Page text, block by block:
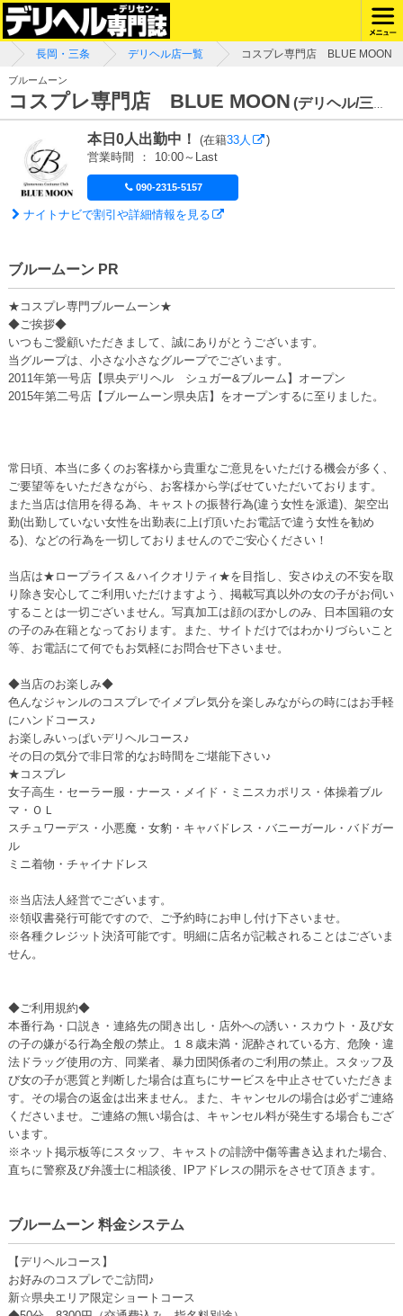
長岡・三条 デリヘル店一覧 コスプレ専門店 BLUE MOON
ブルームーン
コスプレ専門店 BLUE MOON (デリヘル/三条市)
本日0人出勤中！ (在籍33人
)
営業時間
： 10:00～Last
090-2315-5157
ナイトナビで割引や詳細情報を見る
ブルームーン PR
★コスプレ専門ブルームーン★
◆ご挨拶◆
いつもご愛顧いただきまして、誠にありがとうございます。
当グループは、小さな小さなグループでございます。
2011年第一号店【県央デリヘル シュガー&ブルーム】オープン
2015年第二号店【ブルームーン県央店】をオープンするに至りました。
常日頃、本当に多くのお客様から貴重なご意見をいただける機会が多く、
ご要望等をいただきながら、お客様から学ばせていただいております。
また当店は信用を得る為、キャストの振替行為(違う女性を派遣)、架空出
勤(出勤していない女性を出勤表に上げ頂いたお電話で違う女性を勧め
る)、などの行為を一切しておりませんのでご安心ください！
当店は★ロープライス＆ハイクオリティ★を目指し、安さゆえの不安を取
り除き安心してご利用いただけますよう、掲載写真以外の女の子がお伺い
することは一切ございません。写真加工は顔のぼかしのみ、日本国籍の女
の子のみ在籍となっております。また、サイトだけではわかりづらいこと
等、お電話にて何でもお気軽にお問合せ下さいませ。
◆当店のお楽しみ◆
色んなジャンルのコスプレでイメプレ気分を楽しみながらの時にはお手軽
にハンドコース♪
お楽しみいっぱいデリヘルコース♪
その日の気分で非日常的なお時間をご堪能下さい♪
★コスプレ
女子高生・セーラー服・ナース・メイド・ミニスカポリス・体操着ブル
マ・ＯＬ
スチュワーデス・小悪魔・女豹・キャバドレス・バニーガール・バドガー
ル
ミニ着物・チャイナドレス
※当店法人経営でございます。
※領収書発行可能ですので、ご予約時にお申し付け下さいませ。
※各種クレジット決済可能です。明細に店名が記載されることはございま
せん。
◆ご利用規約◆
本番行為・口説き・連絡先の聞き出し・店外への誘い・スカウト・及び女
の子の嫌がる行為全般の禁止。１８歳未満・泥酔されている方、危険・違
法ドラッグ使用の方、同業者、暴力団関係者のご利用の禁止。スタッフ及
び女の子が悪質と判断した場合は直ちにサービスを中止させていただきま
す。その場合の返金は出来ません。また、キャンセルの場合は必ずご連絡
くださいませ。ご連絡の無い場合は、キャンセル料が発生する場合もござ
います。
※ネット掲示板等にスタッフ、キャストの誹謗中傷等書き込まれた場合、
直ちに警察及び弁護士に相談後、IPアドレスの開示をさせて頂きます。
ブルームーン 料金システム
【デリヘルコース】
お好みのコスプレでご訪問♪
新☆県央エリア限定ショートコース